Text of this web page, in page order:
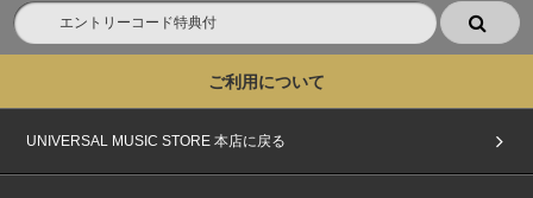
ご利用について
UNIVERSAL MUSIC STORE 本店に戻る